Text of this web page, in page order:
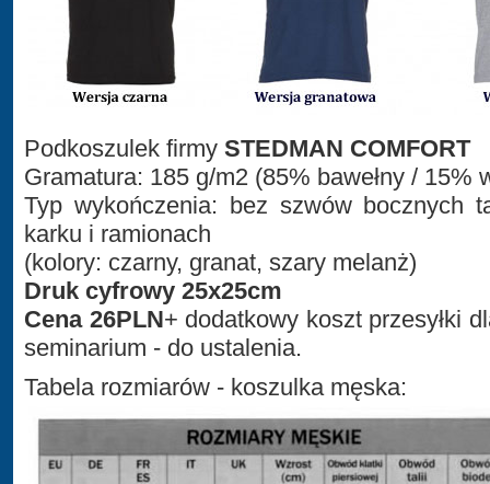
Podkoszulek firmy STEDMAN COMFORT
Gramatura: 185 g/m2 (85% bawełny / 15%
Typ wykończenia: bez szwów bocznych
karku i ramionach
(kolory: czarny, granat, szary melanż)
Druk cyfrowy 25x25cm
Cena 26PLN+ dodatkowy koszt przesyłki
seminarium - do ustalenia.
Tabela rozmiarów - koszulka męska: